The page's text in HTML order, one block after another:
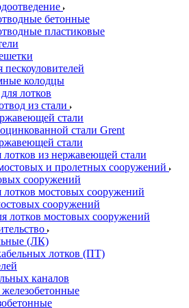
бетонные
пластиковые
колодцы
лотков
из стали
стали
стали Grent
стали
лотков из нержавеющей стали
и пролетных сооружений
сооружений
лотков мостовых сооружений
сооружений
лотков мостовых сооружений
(ЛК)
лотков (ПТ)
каналов